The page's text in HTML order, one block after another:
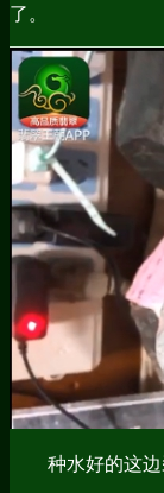
了。
种水好的这